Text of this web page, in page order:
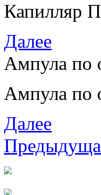
Капилляр
Далее
Ампула по
Ампула по
Далее